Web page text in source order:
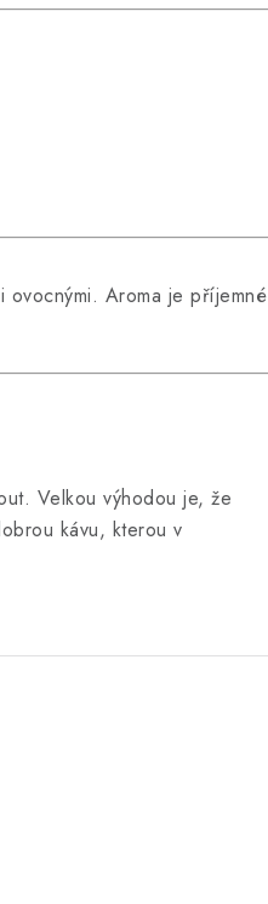
ovocnými. Aroma je příjemné
Velkou výhodou je, že
kávu, kterou v